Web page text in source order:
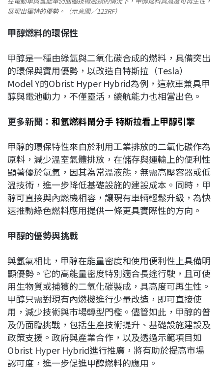
展現出獨特的優勢。（示意圖／123RF）
甲醇燃料的環保性
甲醇是一種由綠氫與二氧化碳合成的燃料，具備突出
的環保與實用優勢，以改造自特斯拉（Tesla）
Model Y的Obrist Hyper Hybrid為例，這款車兼具甲
醇與電池動力，不僅靈活，續航能力也相當出色。
更多新聞： 和氫燃料鬧分手 特斯拉看上甲醇引擎
甲醇的環保特性來自於利用工業排放的二氧化碳作為
原料，減少溫室氣體排放，在儲存與運輸上的便利性
顯著優於氫氣，因其為常溫液態，無需高壓容器或低
溫技術，進一步降低基礎設施的建設成本。同時，甲
醇可直接與內燃機相容，讓現有車輛輕鬆升級，為快
速推動綠色燃料應用提供一條更具實際性的方向。
甲醇的優勢與挑戰
與氫氣相比，甲醇在能量密度和使用便利性上具備明
顯優勢。它的高能量密度特別適合長途行駛，且可使
用生物質或捕獲的二氧化碳製成，具高度可再生性。
甲醇只需對現有內燃機進行少量改造，即可直接使
用，減少技術與市場轉型門檻。儘管如此，甲醇的普
及仍面臨挑戰，包括生產技術提升、基礎設施建設及
政策支援。政府與產業合作，以及透過示範項目如
Obrist Hyper Hybrid進行推廣，將有助於提高市場
認可度，進一步促進甲醇燃料的應用。